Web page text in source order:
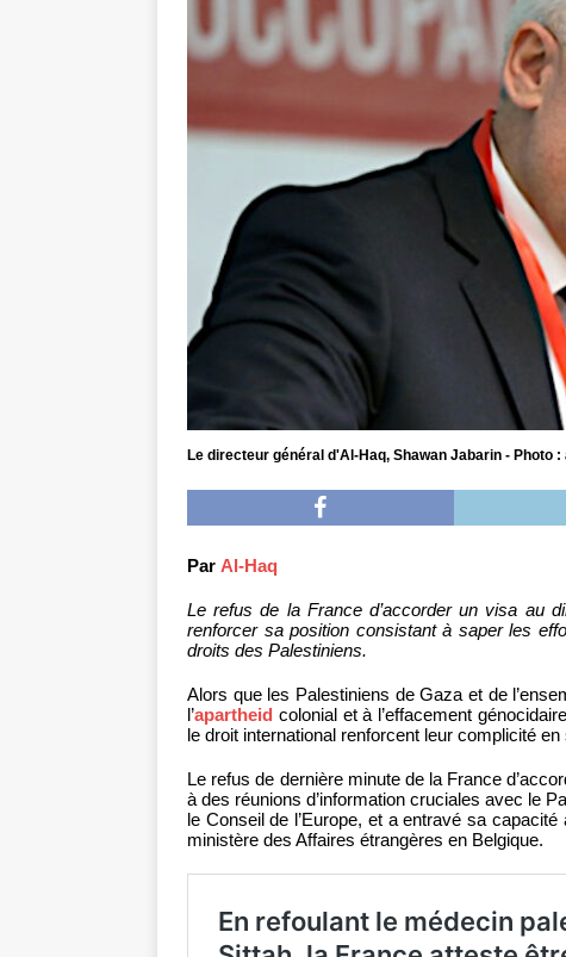
Le directeur général d'Al-Haq, Shawan Jabarin - Photo :
Par Al-Haq
Le refus de la France d’accorder un visa au
renforcer sa position consistant à saper les
droits des Palestiniens.
Alors que les Palestiniens de Gaza et de
l’apartheid colonial et à l’effacement
le droit international renforcent leur complicité
Le refus de dernière minute de la France
à des réunions d’information cruciales avec le
le Conseil de l’Europe, et a entravé sa
ministère des Affaires étrangères en Belgique.